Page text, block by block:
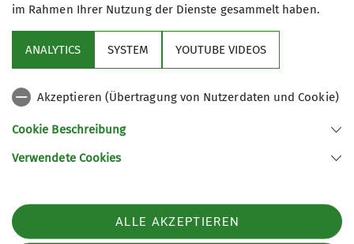
Sektion
DAV
Sektion Koblenz des Deutschen Alpenvereins e.V.
Telefon +4926179452
im Rahmen Ihrer Nutzung der Dienste gesammelt haben.
ANALYTICS SYSTEM YOUTUBE VIDEOS
Akzeptieren (Übertragung von Nutzerdaten und Cookie)
Cookie Beschreibung
Verwendete Cookies
ALLE AKZEPTIEREN